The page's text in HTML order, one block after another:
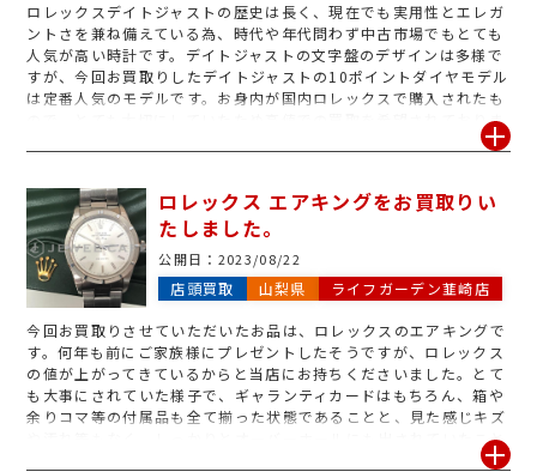
ロレックスデイトジャストの歴史は長く、現在でも実用性とエレガ
ントさを兼ね備えている為、時代や年代問わず中古市場でもとても
人気が高い時計です。デイトジャストの文字盤のデザインは多様で
すが、今回お買取りしたデイトジャストの10ポイントダイヤモデル
は定番人気のモデルです。お身内が国内ロレックスで購入されたも
ので、とても大切にしていたため高値での買取を希望されておりま
した。お品はとても状態が良く、オーバーホール等のメンテナンス
てお持ち頂いたので、お客様も大変満足頂いた金額での高価買取が
実現いたしました。購入時の付属品は査定の重要なポイントで、査
定UPに繋がりますので予備部品、非売品のノベルティなどありま
したら一緒にお持ち下さいませ。ロレックス買取強化キャンペーン
中も大変お得になります!H.Pやチラシなどの買取情報をぜひご覧く
ださいませ。また、ボロボロで壊れていて付属品がない、他店で売
れないというロレックスも喜んでお買取りいたします。お気軽にジ
ュエルカフェライフガーデン韮崎店までご相談ください。
ロレックス エアキングをお買取りい
たしました。
公開日： 2023/08/22
店頭買取 山梨県 ライフガーデン韮崎店
今回お買取りさせていただいたお品は、ロレックスのエアキングで
す。何年も前にご家族様にプレゼントしたそうですが、ロレックス
の値が上がってきているからと当店にお持ちくださいました。とて
も大事にされていた様子で、ギャランティカードはもちろん、箱や
余りコマ等の付属品も全て揃った状態であることと、見た感じキズ
や汚れ等もなく、しっかりとオーバーホールにも出されていたこと
から高価買取させていただきました。殆ど使っていなく、ずっとき